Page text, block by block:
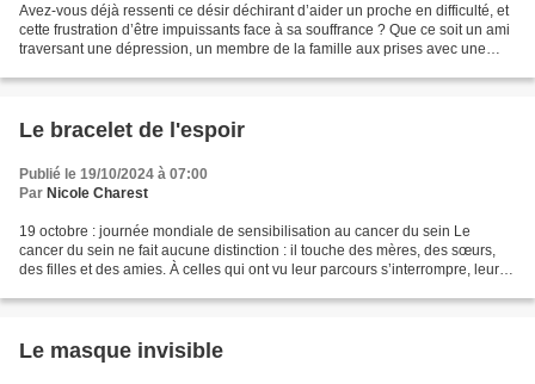
Avez-vous déjà ressenti ce désir déchirant d’aider un proche en difficulté, et
cette frustration d’être impuissants face à sa souffrance ? Que ce soit un ami
traversant une dépression, un membre de la famille aux prises avec une
Le bracelet de l'espoir
Publié le 19/10/2024 à 07:00
Par Nicole Charest
19 octobre : journée mondiale de sensibilisation au cancer du sein Le
cancer du sein ne fait aucune distinction : il touche des mères, des sœurs,
des filles et des amies. À celles qui ont vu leur parcours s’interrompre, leur
Le masque invisible